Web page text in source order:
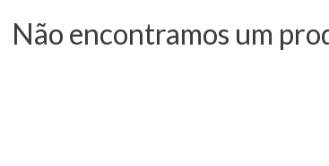
Não encontramos um